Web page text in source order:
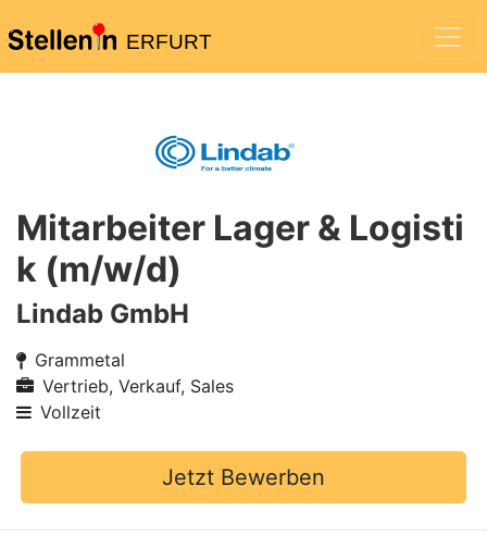
ERFURT
Mitarbeiter Lager & Logisti
k (m/w/d)
Lindab GmbH
Grammetal
Vertrieb, Verkauf, Sales
Vollzeit
Jetzt Bewerben